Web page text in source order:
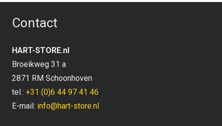
Contact
HART-STORE.nl
Broeikweg 31 a
2871 RM Schoonhoven
tel.: +31 (0)6 44 97 41 46
E-mail: info@hart-store.nl